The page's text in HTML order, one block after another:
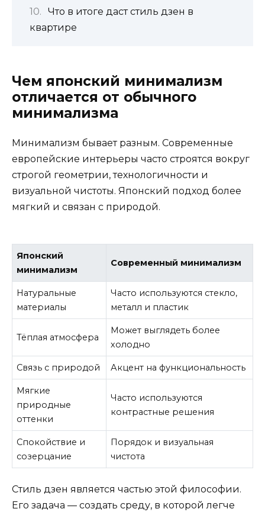
Что в итоге даст стиль дзен в
квартире
Чем японский минимализм
отличается от обычного
минимализма
Минимализм бывает разным. Современные
европейские интерьеры часто строятся вокруг
строгой геометрии, технологичности и
визуальной чистоты. Японский подход более
мягкий и связан с природой.
Японский
минимализм
Современный минимализм
Натуральные
материалы
Часто используются стекло,
металл и пластик
Тёплая атмосфера
Может выглядеть более
холодно
Связь с природой Акцент на функциональность
Мягкие
природные
оттенки
Часто используются
контрастные решения
Спокойствие и
созерцание
Порядок и визуальная
чистота
Стиль дзен является частью этой философии.
Его задача — создать среду, в которой легче